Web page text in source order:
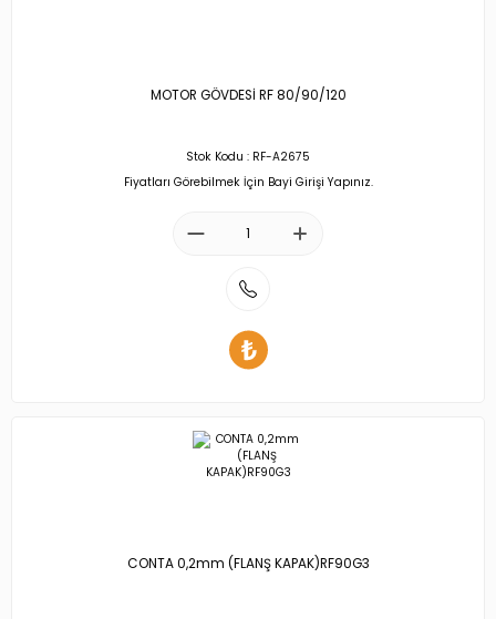
MOTOR GÖVDESİ RF 80/90/120
Stok Kodu : RF-A2675
Fiyatları Görebilmek İçin Bayi Girişi Yapınız.
CONTA 0,2mm (FLANŞ KAPAK)RF90G3